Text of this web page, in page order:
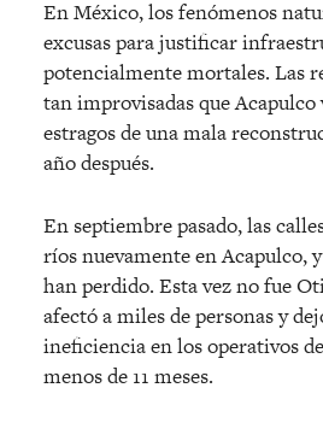
En México, los fenómenos
excusas para justificar
potencialmente mortales. Las
tan improvisadas que
estragos de una mala
año después.
En septiembre pasado, las
ríos nuevamente en Acapulco,
han perdido. Esta vez no fue
afectó a miles de personas y
ineficiencia en los operativos
menos de 11 meses.